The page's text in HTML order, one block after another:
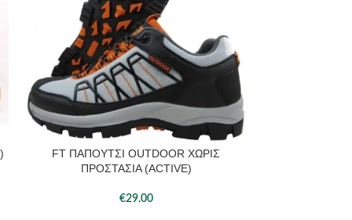
ΠΡΟΣΘΉΚΗ ΣΤΟ ΚΑΛΆΘΙ
FT ΠΑΠΟΥΤΣΙ OUTDOOR ΧΩΡΙΣ
ΠΡΟΣΤΑΣΙΑ (ACTIVE)
€29.00